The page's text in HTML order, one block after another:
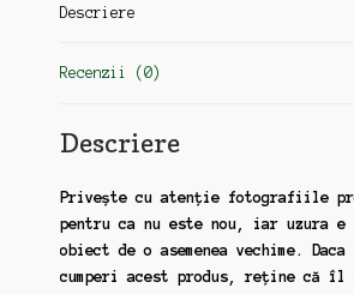
Descriere
Recenzii (0)
Descriere
Privește cu atenție fotografiile
pentru ca nu este nou, iar uzura e
obiect de o asemenea vechime.
cumperi acest produs, reține că